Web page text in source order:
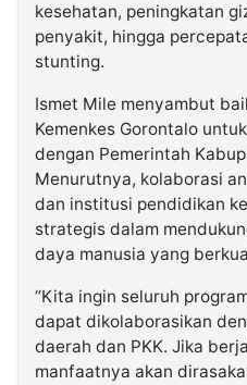
kesehatan, peningkatan
penyakit, hingga
stunting.
Ismet Mile menyambut
Kemenkes Gorontalo
dengan Pemerintah
Menurutnya, kolaborasi
dan institusi pendidikan
strategis dalam
daya manusia yang
“Kita ingin seluruh
dapat dikolaborasikan
daerah dan PKK. Jika
manfaatnya akan